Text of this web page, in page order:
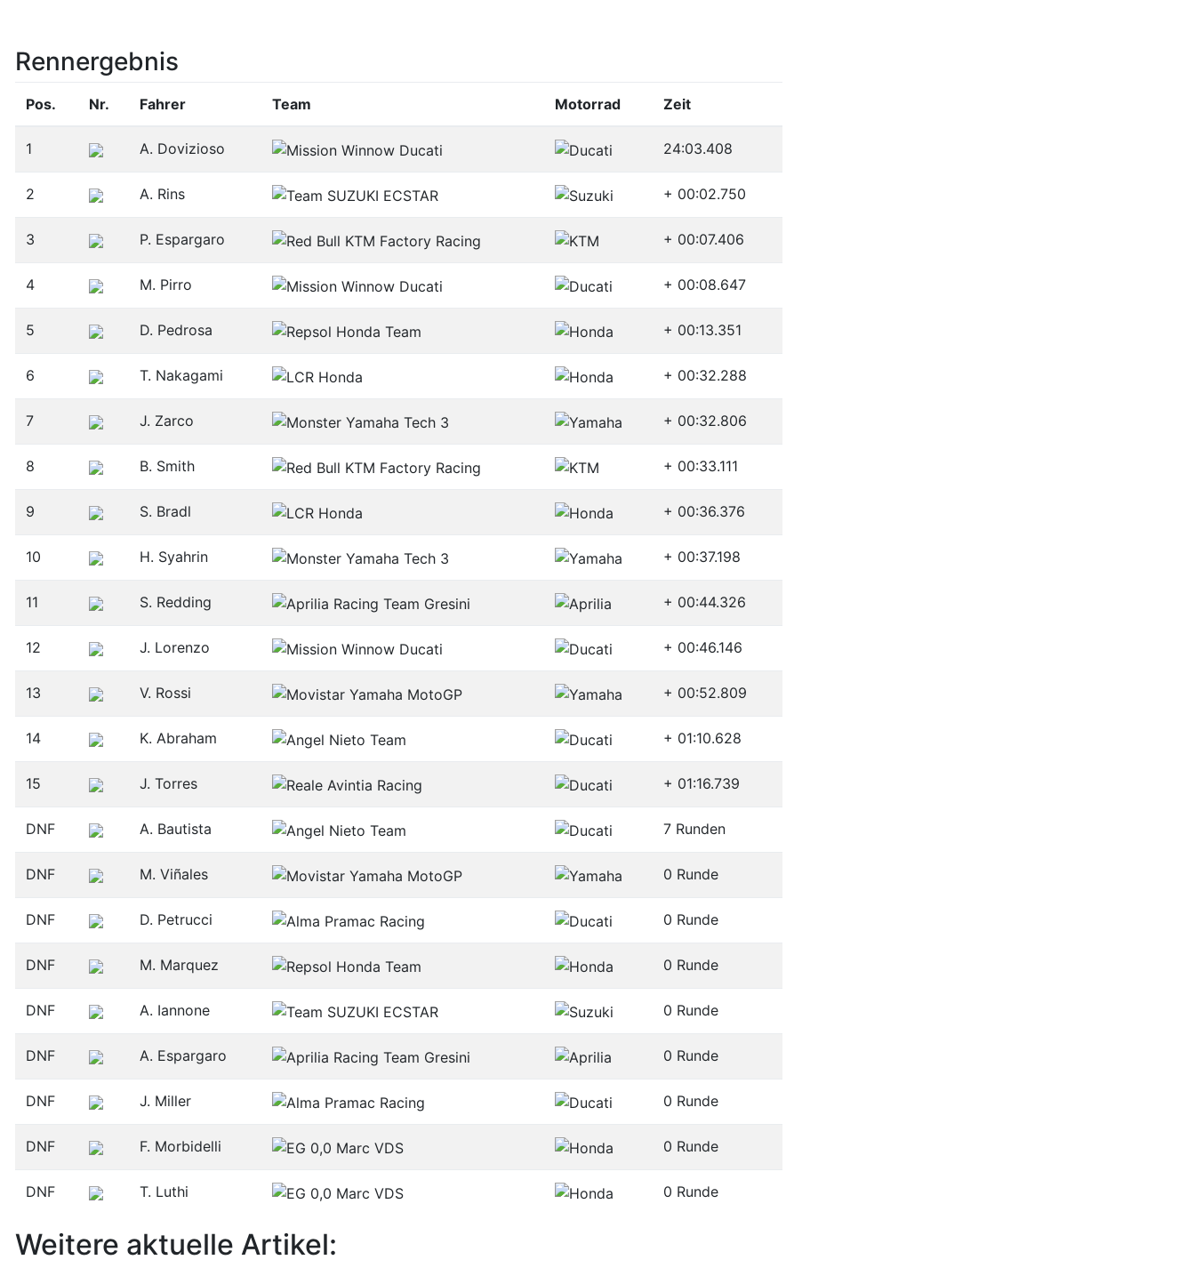
Rennergebnis
Pos. Nr. Fahrer Team Motorrad Zeit
1 A. Dovizioso 24:03.408
2 A. Rins + 00:02.750
3 P. Espargaro + 00:07.406
4 M. Pirro + 00:08.647
5 D. Pedrosa + 00:13.351
6 T. Nakagami + 00:32.288
7 J. Zarco + 00:32.806
8 B. Smith + 00:33.111
9 S. Bradl + 00:36.376
10 H. Syahrin + 00:37.198
11 S. Redding + 00:44.326
12 J. Lorenzo + 00:46.146
13 V. Rossi + 00:52.809
14 K. Abraham + 01:10.628
15 J. Torres + 01:16.739
DNF A. Bautista 7 Runden
DNF M. Viñales 0 Runde
DNF D. Petrucci 0 Runde
DNF M. Marquez 0 Runde
DNF A. Iannone 0 Runde
DNF A. Espargaro 0 Runde
DNF J. Miller 0 Runde
DNF F. Morbidelli 0 Runde
DNF T. Luthi 0 Runde
Weitere aktuelle Artikel: